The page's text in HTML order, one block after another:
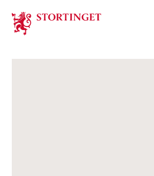
Stortinget.no